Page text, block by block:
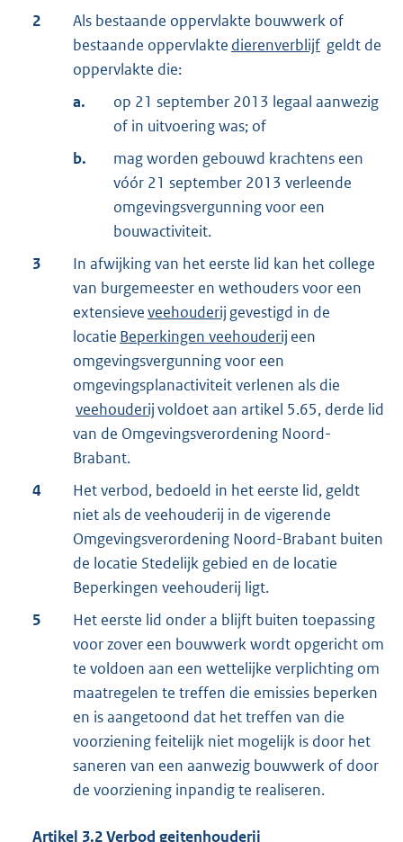
2
Als bestaande oppervlakte bouwwerk of
bestaande oppervlakte dierenverblijf geldt de
oppervlakte die:
a.
op 21 september 2013 legaal aanwezig
of in uitvoering was; of
b.
mag worden gebouwd krachtens een
vóór 21 september 2013 verleende
omgevingsvergunning voor een
bouwactiviteit.
3
In afwijking van het eerste lid kan het college
van burgemeester en wethouders voor een
extensieveveehouderij gevestigd in de
locatie Beperkingen veehouderij een
omgevingsvergunning voor een
omgevingsplanactiviteit verlenen als die
veehouderijvoldoet aan artikel 5.65, derde lid
van de Omgevingsverordening Noord-
Brabant.
4
Het verbod, bedoeld in het eerste lid, geldt
niet als de veehouderij in de vigerende
Omgevingsverordening Noord-Brabant buiten
de locatie Stedelijk gebied en de locatie
Beperkingen veehouderij ligt.
5
Het eerste lid onder a blijft buiten toepassing
voor zover een bouwwerk wordt opgericht om
te voldoen aan een wettelijke verplichting om
maatregelen te treffen die emissies beperken
en is aangetoond dat het treffen van die
voorziening feitelijk niet mogelijk is door het
saneren van een aanwezig bouwwerk of door
de voorziening inpandig te realiseren.
Artikel 3.2Verbod geitenhouderij